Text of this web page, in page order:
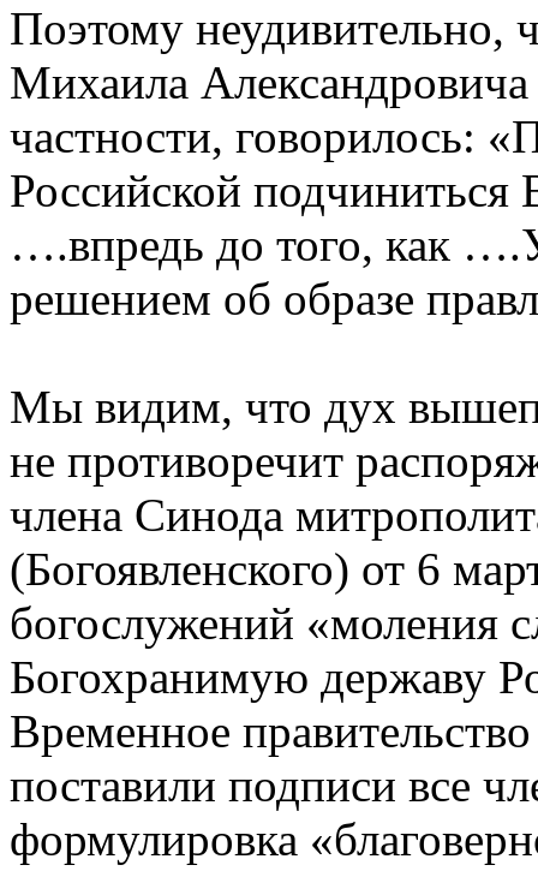
Поэтому
Михаила Александровича
частности, говорилось:
Российской подчиниться
….впредь до того, как
решением об образе
Мы видим, что дух
не противоречит
члена Синода
(Богоявленского) от 6
богослужений «моления
Богохранимую державу
Временное
поставили подписи все
формулировка